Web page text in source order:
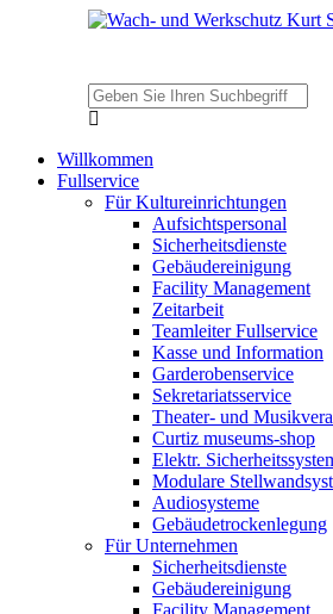
Willkommen
Fullservice
Für Kultureinrichtungen
Aufsichtspersonal
Sicherheitsdienste
Gebäudereinigung
Facility Management
Zeitarbeit
Teamleiter Fullservice
Kasse und Information
Garderobenservice
Sekretariatsservice
Theater- und
Curtiz museums-shop
Elektr.
Modulare
Audiosysteme
Gebäudetrockenlegung
Für Unternehmen
Sicherheitsdienste
Gebäudereinigung
Facility Management